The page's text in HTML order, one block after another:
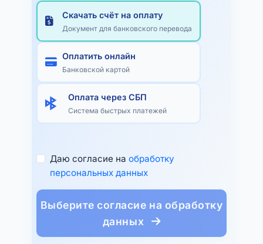
Скачать счёт на оплату
Документ для банковского перевода
Оплатить онлайн
Банковской картой
Оплата через СБП
Система быстрых платежей
Даю согласие на обработку
персональных данных
Выберите согласие на обработку
данных